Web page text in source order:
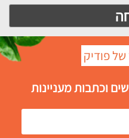
של פודיק
וכתבות מעניינות